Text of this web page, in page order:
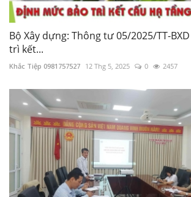
Bộ Xây dựng: Thông tư 05/2025/TT-
trì kết...
Khắc Tiệp 0981757527 12 Thg 5, 2025 0 2457